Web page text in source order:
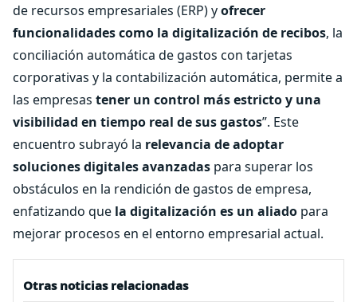
de recursos empresariales (ERP) yofrecer
funcionalidades como la digitalización de recibos, la
conciliación automática de gastos con tarjetas
corporativas y la contabilización automática, permite a
las empresas tener un control más estricto y una
visibilidad en tiempo real de sus gastos”. Este
encuentro subrayó la relevancia de adoptar
soluciones digitales avanzadas para superar los
obstáculos en la rendición de gastos de empresa,
enfatizando que la digitalización es un aliado para
mejorar procesos en el entorno empresarial actual.
Otras noticias relacionadas